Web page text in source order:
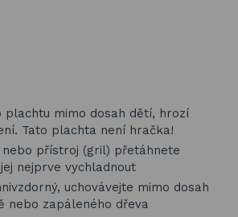
plachtu mimo dosah dětí, hrozí
Tato plachta není hračka!
přístroj (gril) přetáhnete
nejprve vychladnout
uchovávejte mimo dosah
nebo zapáleného dřeva